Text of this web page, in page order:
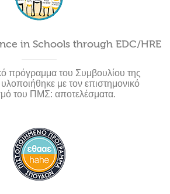
in Schools through EDC/HRE
πρόγραμμα του Συμβουλίου της
με τον επιστημονικό
του ΠΜΣ: αποτελέσματα.